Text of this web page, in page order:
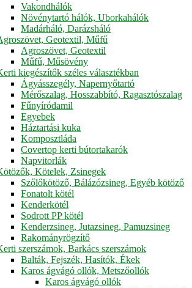
Vakondhálók
Növénytartó hálók, Uborkahálók
Madárháló, Darázsháló
Geotextil, Műfű
Agroszövet, Geotextil
Műfű, Műsövény
kiegészítők széles választékban
Ágyásszegély, Napernyőtartó
Mérőszalag, Hosszabbító, Ragasztószalag
Fűnyíródamil
Egyebek
Háztartási kuka
Komposztláda
Covertop kerti bútortakarók
Napvitorlák
Kötelek, Zsinegek
Szőlőkötöző, Bálázózsineg, Egyéb kötöző
Fonatolt kötél
Kenderkötél
Sodrott PP kötél
Kenderzsineg, Jutazsineg, Pamuzsineg
Rakományrögzítő
szerszámok, Barkács szerszámok
Balták, Fejszék, Hasítók, Ékek
Karos ágvágó ollók, Metszőollók
Karos ágvágó ollók